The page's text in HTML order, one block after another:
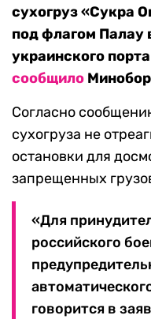
сухогруз «Сукра
под флагом Палау
украинского
сообщило
Согласно
сухогруза не
остановки для
запрещенных
«Для
российского
говорится в